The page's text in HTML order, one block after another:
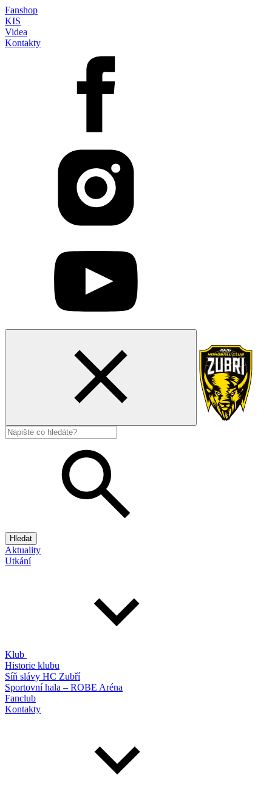
Fanshop
KIS
Videa
Kontakty
Hledat
Aktuality
Utkání
Klub
Historie klubu
Síň slávy HC Zubří
Sportovní hala – ROBE Aréna
Fanclub
Kontakty